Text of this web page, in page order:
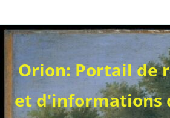
to
content
Orion: Portail de
et d'informations